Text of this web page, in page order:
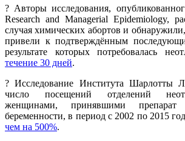
? Авторы исследования,
Research and Managerial Epidemiology,
случая химических абортов и
привели к подтверждённым
результате которых потребовалась
течение 30 дней.
? Исследование Института Шарлотты
число посещений отделений
женщинами, принявшими препарат
беременности, в период с 2002 по 2015
чем на 500%.